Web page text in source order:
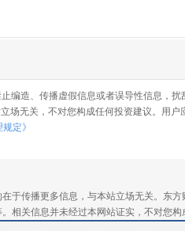
编造、传播虚假信息或者误导性信息，
场无关，不对您构成任何投资建议。用
定》
于传播更多信息，与本站立场无关。东
相关信息并未经过本网站证实，不对您